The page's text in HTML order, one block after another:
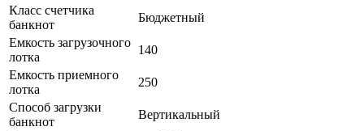
Класс счетчика
банкнот
Бюджетный
Емкость загрузочного
лотка
140
Емкость приемного
лотка
250
Способ загрузки
банкнот
Вертикальный